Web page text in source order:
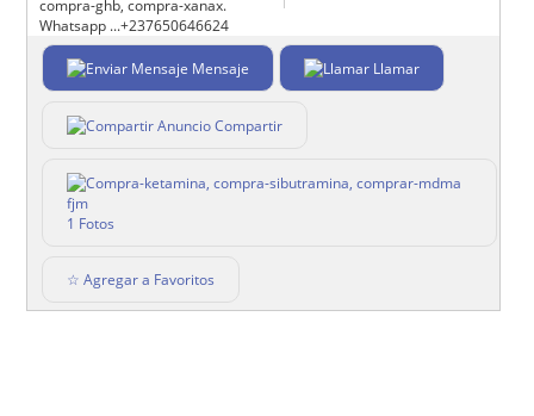
compra-ghb, compra-xanax.
Whatsapp ...+237650646624
Mensaje Llamar
Compartir
1 Fotos
☆ Agregar a Favoritos